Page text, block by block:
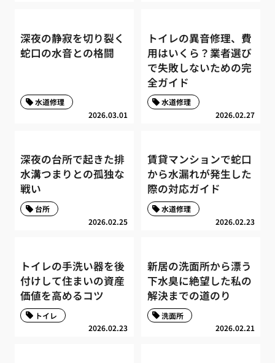
深夜の静寂を切り裂く
蛇口の水音との格闘
2026.03.01
水道修理
トイレの異音修理、費
用はいくら？業者選び
で失敗しないための完
全ガイド
2026.02.27
水道修理
深夜の台所で起きた排
水溝つまりとの孤独な
戦い
2026.02.25
台所
賃貸マンションで蛇口
から水漏れが発生した
際の対応ガイド
2026.02.23
水道修理
トイレの手洗い器を後
付けして住まいの資産
価値を高めるコツ
2026.02.23
トイレ
新居の洗面所から漂う
下水臭に絶望した私の
解決までの道のり
2026.02.21
洗面所